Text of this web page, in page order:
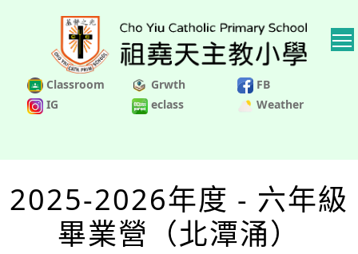
Classroom Grwth
FB
IG
eclass Weather
2025-2026年度 - 六年級
畢業營（北潭涌）